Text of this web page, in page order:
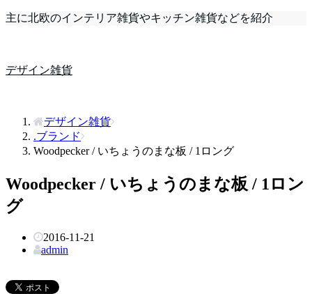
主に北欧のインテリア雑貨やキッチン雑貨などを紹介
デザイン雑貨
デザイン雑貨
.ブランド
Woodpecker / いちょうのまな板 / 1ロング
Woodpecker / いちょうのまな板 / 1ロン
グ
2016-11-21
admin